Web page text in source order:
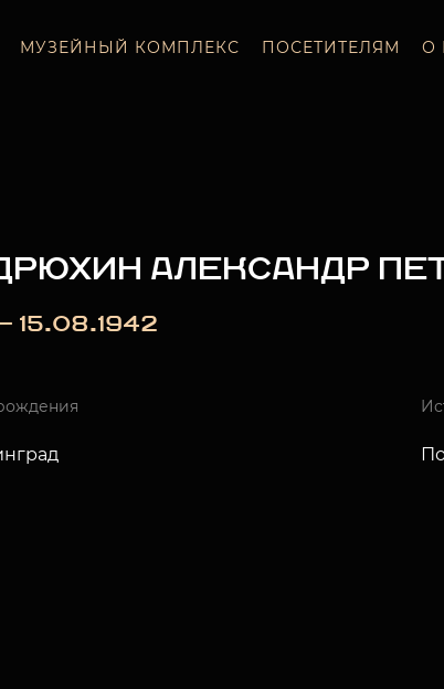
МУЗЕЙНЫЙ КОМПЛЕКС ПОСЕТИТЕЛЯМ О
АЛЕКСАНДР
15.08.1942